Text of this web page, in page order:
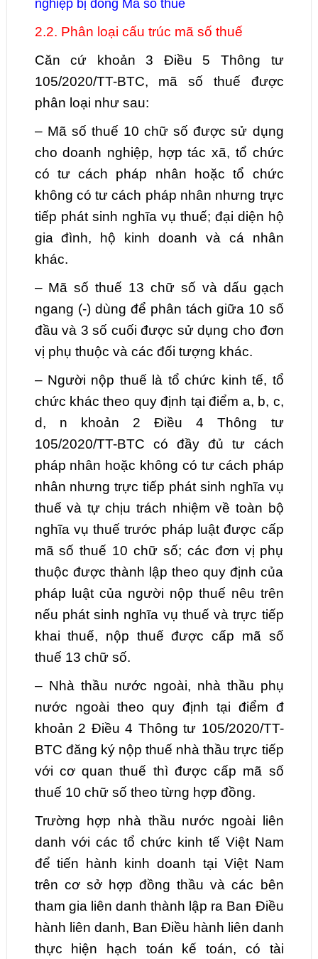
nghiệp bị đóng Mã số thuế
2.2. Phân loại cấu trúc mã số thuế
Căn cứ khoản 3 Điều 5 Thông tư
105/2020/TT-BTC, mã số thuế được
phân loại như sau:
– Mã số thuế 10 chữ số được sử dụng
cho doanh nghiệp, hợp tác xã, tổ chức
có tư cách pháp nhân hoặc tổ chức
không có tư cách pháp nhân nhưng trực
tiếp phát sinh nghĩa vụ thuế; đại diện hộ
gia đình, hộ kinh doanh và cá nhân
khác.
– Mã số thuế 13 chữ số và dấu gạch
ngang (-) dùng để phân tách giữa 10 số
đầu và 3 số cuối được sử dụng cho đơn
vị phụ thuộc và các đối tượng khác.
– Người nộp thuế là tổ chức kinh tế, tổ
chức khác theo quy định tại điểm a, b, c,
d, n khoản 2 Điều 4 Thông tư
105/2020/TT-BTC có đầy đủ tư cách
pháp nhân hoặc không có tư cách pháp
nhân nhưng trực tiếp phát sinh nghĩa vụ
thuế và tự chịu trách nhiệm về toàn bộ
nghĩa vụ thuế trước pháp luật được cấp
mã số thuế 10 chữ số; các đơn vị phụ
thuộc được thành lập theo quy định của
pháp luật của người nộp thuế nêu trên
nếu phát sinh nghĩa vụ thuế và trực tiếp
khai thuế, nộp thuế được cấp mã số
thuế 13 chữ số.
– Nhà thầu nước ngoài, nhà thầu phụ
nước ngoài theo quy định tại điểm đ
khoản 2 Điều 4 Thông tư 105/2020/TT-
BTC đăng ký nộp thuế nhà thầu trực tiếp
với cơ quan thuế thì được cấp mã số
thuế 10 chữ số theo từng hợp đồng.
Trường hợp nhà thầu nước ngoài liên
danh với các tổ chức kinh tế Việt Nam
để tiến hành kinh doanh tại Việt Nam
trên cơ sở hợp đồng thầu và các bên
tham gia liên danh thành lập ra Ban Điều
hành liên danh, Ban Điều hành liên danh
thực hiện hạch toán kế toán, có tài